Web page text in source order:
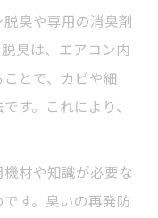
臭や専用の消臭剤
臭は、エアコン内
とで、カビや細
す。これにより、
材や知識が必要な
す。臭いの再発防